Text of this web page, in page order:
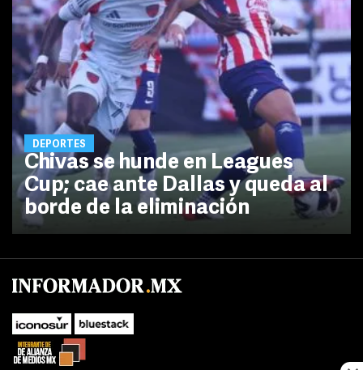
DEPORTES
Chivas se hunde en Leagues
Cup; cae ante Dallas y queda al
borde de la eliminación